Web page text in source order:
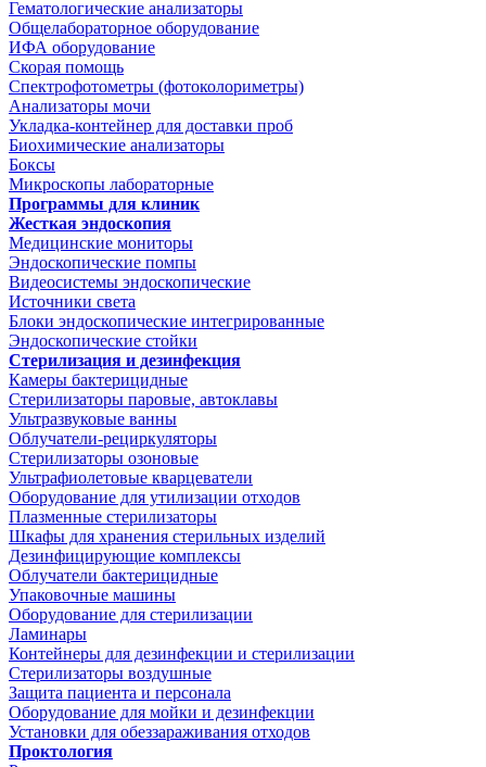
Гематологические анализаторы
Общелабораторное оборудование
ИФА оборудование
Скорая помощь
Спектрофотометры (фотоколориметры)
Анализаторы мочи
Укладка-контейнер для доставки проб
Биохимические анализаторы
Боксы
Микроскопы лабораторные
Программы для клиник
Жесткая эндоскопия
Медицинские мониторы
Эндоскопические помпы
Видеосистемы эндоскопические
Источники света
Блоки эндоскопические интегрированные
Эндоскопические стойки
Стерилизация и дезинфекция
Камеры бактерицидные
Стерилизаторы паровые, автоклавы
Ультразвуковые ванны
Облучатели-рециркуляторы
Стерилизаторы озоновые
Ультрафиолетовые кварцеватели
Оборудование для утилизации отходов
Плазменные стерилизаторы
Шкафы для хранения стерильных изделий
Дезинфицирующие комплексы
Облучатели бактерицидные
Упаковочные машины
Оборудование для стерилизации
Ламинары
Контейнеры для дезинфекции и стерилизации
Стерилизаторы воздушные
Защита пациента и персонала
Оборудование для мойки и дезинфекции
Установки для обеззараживания отходов
Проктология